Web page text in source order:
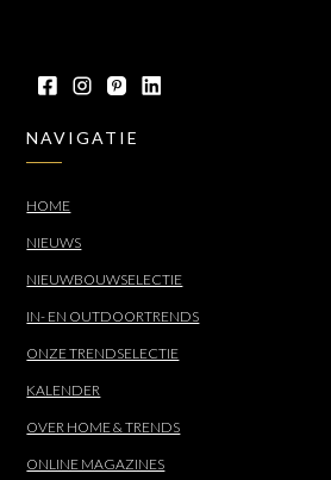
NAVIGATIE
HOME
NIEUWS
NIEUWBOUWSELECTIE
IN- EN OUTDOORTRENDS
ONZE TRENDSELECTIE
KALENDER
OVER HOME & TRENDS
ONLINE MAGAZINES